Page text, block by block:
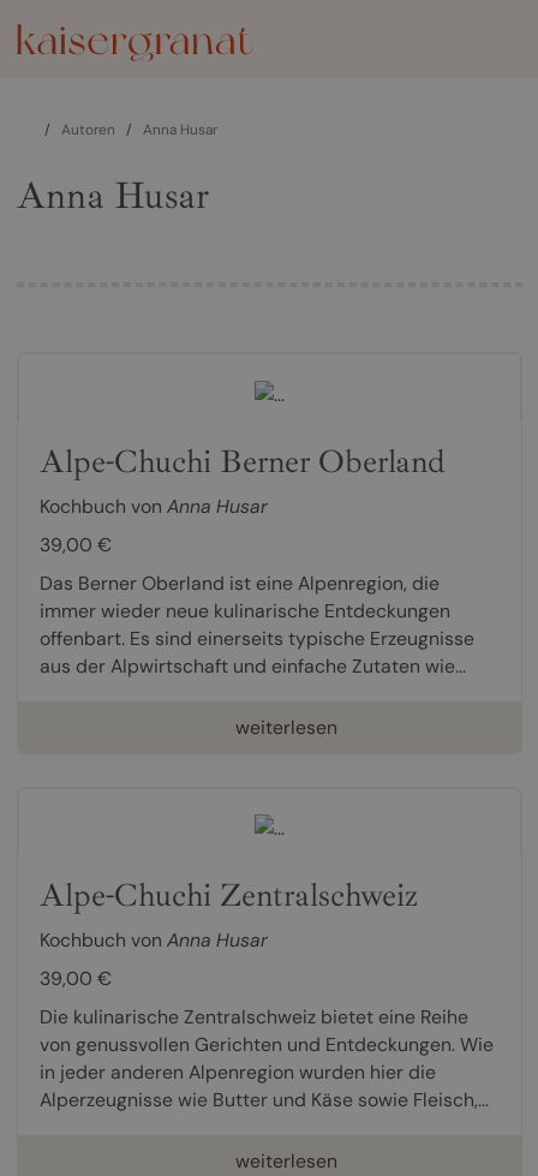
/ Autoren / Anna Husar
Anna Husar
Alpe-Chuchi Berner Oberland
Kochbuch von Anna Husar
39,00 €
Das Berner Oberland ist eine Alpenregion, die
immer wieder neue kulinarische Entdeckungen
offenbart. Es sind einerseits typische Erzeugnisse
aus der Alpwirtschaft und einfache Zutaten wie...
weiterlesen
Alpe-Chuchi Zentralschweiz
Kochbuch von Anna Husar
39,00 €
Die kulinarische Zentralschweiz bietet eine Reihe
von genussvollen Gerichten und Entdeckungen. Wie
in jeder anderen Alpenregion wurden hier die
Alperzeugnisse wie Butter und Käse sowie Fleisch,...
weiterlesen